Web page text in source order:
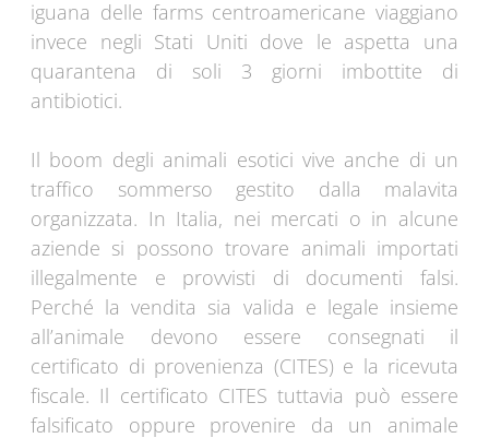
iguana delle farms centroamericane viaggiano
invece negli Stati Uniti dove le aspetta una
quarantena di soli 3 giorni imbottite di
antibiotici.
Il boom degli animali esotici vive anche di un
traffico sommerso gestito dalla malavita
organizzata. In Italia, nei mercati o in alcune
aziende si possono trovare animali importati
illegalmente e provvisti di documenti falsi.
Perché la vendita sia valida e legale insieme
all’animale devono essere consegnati il
certificato di provenienza (CITES) e la ricevuta
fiscale. Il certificato CITES tuttavia può essere
falsificato oppure provenire da un animale